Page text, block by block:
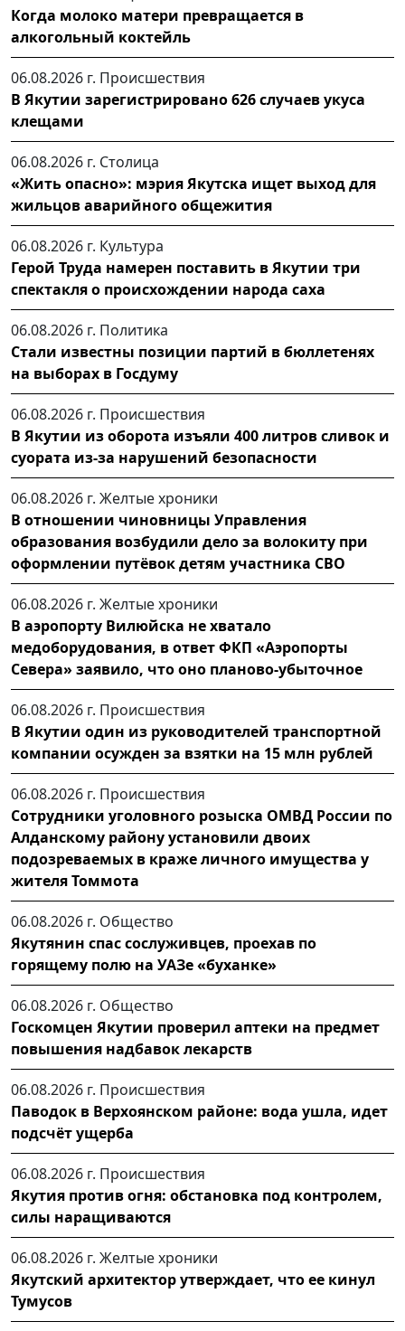
Когда молоко матери превращается в
алкогольный коктейль
06.08.2026 г. Происшествия
В Якутии зарегистрировано 626 случаев укуса
клещами
06.08.2026 г. Столица
«Жить опасно»: мэрия Якутска ищет выход для
жильцов аварийного общежития
06.08.2026 г. Культура
Герой Труда намерен поставить в Якутии три
спектакля о происхождении народа саха
06.08.2026 г. Политика
Стали известны позиции партий в бюллетенях
на выборах в Госдуму
06.08.2026 г. Происшествия
В Якутии из оборота изъяли 400 литров сливок и
суората из-за нарушений безопасности
06.08.2026 г. Желтые хроники
В отношении чиновницы Управления
образования возбудили дело за волокиту при
оформлении путёвок детям участника СВО
06.08.2026 г. Желтые хроники
В аэропорту Вилюйска не хватало
медоборудования, в ответ ФКП «Аэропорты
Севера» заявило, что оно планово-убыточное
06.08.2026 г. Происшествия
В Якутии один из руководителей транспортной
компании осужден за взятки на 15 млн рублей
06.08.2026 г. Происшествия
Сотрудники уголовного розыска ОМВД России по
Алданскому району установили двоих
подозреваемых в краже личного имущества у
жителя Томмота
06.08.2026 г. Общество
Якутянин спас сослуживцев, проехав по
горящему полю на УАЗе «буханке»
06.08.2026 г. Общество
Госкомцен Якутии проверил аптеки на предмет
повышения надбавок лекарств
06.08.2026 г. Происшествия
Паводок в Верхоянском районе: вода ушла, идет
подсчёт ущерба
06.08.2026 г. Происшествия
Якутия против огня: обстановка под контролем,
силы наращиваются
06.08.2026 г. Желтые хроники
Якутский архитектор утверждает, что ее кинул
Тумусов